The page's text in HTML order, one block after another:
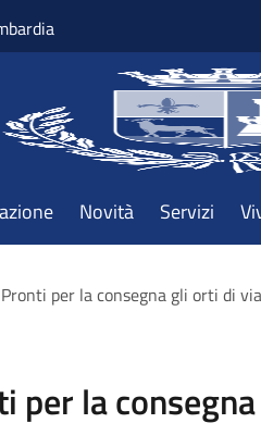
Novità Servizi
Pronti per la consegna gli orti di
per la